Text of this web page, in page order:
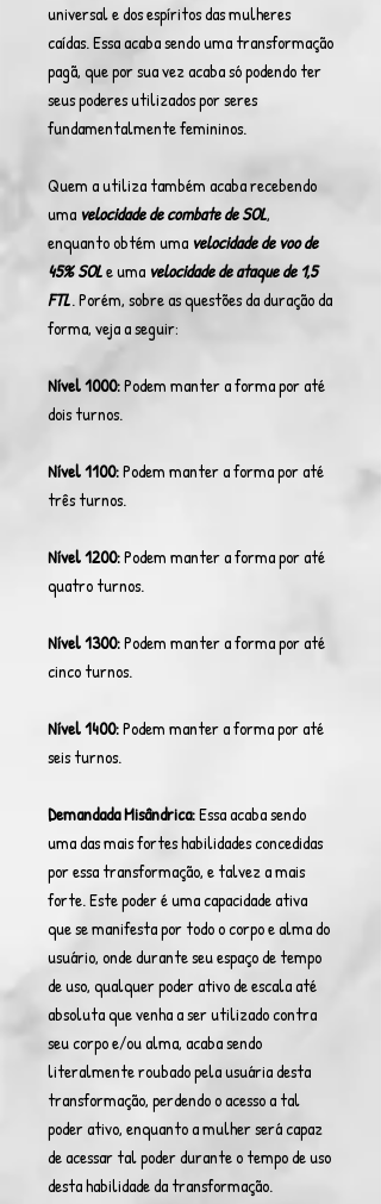
universal e dos espíritos das mulheres
caídas. Essa acaba sendo uma transformação
pagã, que por sua vez acaba só podendo ter
seus poderes utilizados por seres
fundamentalmente femininos.
Quem a utiliza também acaba recebendo
umavelocidade de combate de SOL,
enquanto obtém umavelocidade de voo de
45% SOLe umavelocidade de ataque de 1,5
FTL. Porém, sobre as questões da duração da
forma, veja a seguir:
Nível 1000:Podem manter a forma por até
dois turnos.
Nível 1100:Podem manter a forma por até
três turnos.
Nível 1200:Podem manter a forma por até
quatro turnos.
Nível 1300:Podem manter a forma por até
cinco turnos.
Nível 1400:Podem manter a forma por até
seis turnos.
Demandada Misândrica:Essa acaba sendo
uma das mais fortes habilidades concedidas
por essa transformação, e talvez a mais
forte. Este poder é uma capacidade ativa
que se manifesta por todo o corpo e alma do
usuário, onde durante seu espaço de tempo
de uso, qualquer poder ativo de escala até
absoluta que venha a ser utilizado contra
seu corpo e/ou alma, acaba sendo
literalmente roubado pela usuária desta
transformação, perdendo o acesso a tal
poder ativo, enquanto a mulher será capaz
de acessar tal poder durante o tempo de uso
desta habilidade da transformação.